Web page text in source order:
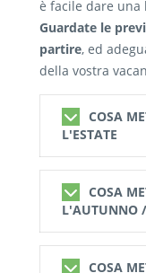
è facile dare una
Guardate le
partire, ed
della vostra
COSA
L'ESTATE
COSA
L’ESTATE
L’estate di
COSA
L'AUTUNNO
COSACOSA